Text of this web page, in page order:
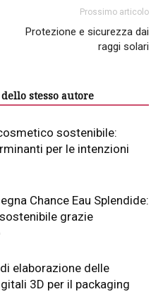
Prossimo articolo
Protezione e sicurezza dai
raggi solari
stesso autore
sostenibile:
per le intenzioni
Chance Eau Splendide:
grazie
elaborazione delle
3D per il packaging